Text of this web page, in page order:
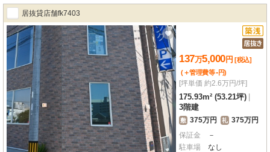
居抜貸店舗fk7403
137万5,000円 [税込]
(＋管理費等-円)
[坪単価 約2.6万円/坪]
175.93m² (53.21坪)
3階建
敷 375万円 礼 375万円
保証金
－
駐車場
なし